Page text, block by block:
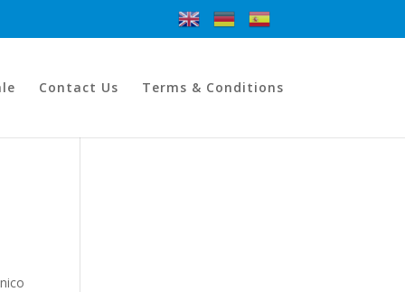
Contact Us Terms & Conditions